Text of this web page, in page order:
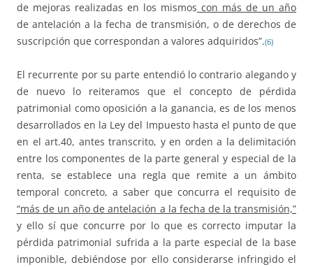
de mejoras realizadas en los mismos con más de un año
de antelación a la fecha de transmisión, o de derechos de
suscripción que correspondan a valores adquiridos”.(6)
El recurrente por su parte entendió lo contrario alegando y
de nuevo lo reiteramos que el concepto de pérdida
patrimonial como oposición a la ganancia, es de los menos
desarrollados en la Ley del Impuesto hasta el punto de que
en el art.40, antes transcrito, y en orden a la delimitación
entre los componentes de la parte general y especial de la
renta, se establece una regla que remite a un ámbito
temporal concreto, a saber que concurra el requisito de
“más de un año de antelación a la fecha de la transmisión,”
y ello sí que concurre por lo que es correcto imputar la
pérdida patrimonial sufrida a la parte especial de la base
imponible, debiéndose por ello considerarse infringido el